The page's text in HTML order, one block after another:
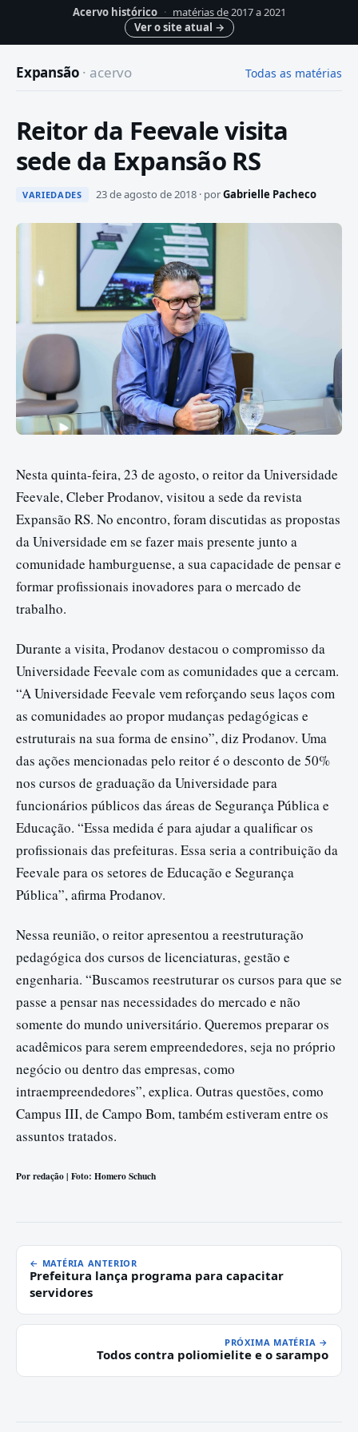
Acervo histórico · matérias de 2017 a 2021
Ver o site atual →
Expansão · acervo Todas as matérias
Reitor da Feevale visita
sede da Expansão RS
VARIEDADES 23 de agosto de 2018 · porGabrielle Pacheco
Nesta quinta-feira, 23 de agosto, o reitor da Universidade
Feevale, Cleber Prodanov, visitou a sede da revista
Expansão RS. No encontro, foram discutidas as propostas
da Universidade em se fazer mais presente junto a
comunidade hamburguense, a sua capacidade de pensar e
formar profissionais inovadores para o mercado de
trabalho.
Durante a visita, Prodanov destacou o compromisso da
Universidade Feevale com as comunidades que a cercam.
“A Universidade Feevale vem reforçando seus laços com
as comunidades ao propor mudanças pedagógicas e
estruturais na sua forma de ensino”, diz Prodanov. Uma
das ações mencionadas pelo reitor é o desconto de 50%
nos cursos de graduação da Universidade para
funcionários públicos das áreas de Segurança Pública e
Educação. “Essa medida é para ajudar a qualificar os
profissionais das prefeituras. Essa seria a contribuição da
Feevale para os setores de Educação e Segurança
Pública”, afirma Prodanov.
Nessa reunião, o reitor apresentou a reestruturação
pedagógica dos cursos de licenciaturas, gestão e
engenharia. “Buscamos reestruturar os cursos para que se
passe a pensar nas necessidades do mercado e não
somente do mundo universitário. Queremos preparar os
acadêmicos para serem empreendedores, seja no próprio
negócio ou dentro das empresas, como
intraempreendedores”, explica. Outras questões, como
Campus III, de Campo Bom, também estiveram entre os
assuntos tratados.
Por redação | Foto: Homero Schuch
← MATÉRIA ANTERIOR
Prefeitura lança programa para capacitar
servidores
PRÓXIMA MATÉRIA →
Todos contra poliomielite e o sarampo